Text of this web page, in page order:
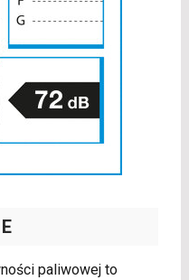
paliwowej to